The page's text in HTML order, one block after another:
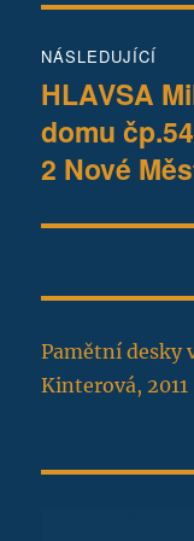
NÁSLEDUJÍCÍ
Následující
příspěvek:
HLAVSA
domu
2 Nové
Pamětní desky
Kinterová,